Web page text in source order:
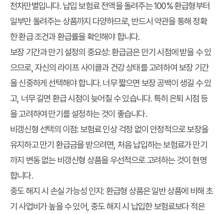
천차만별입니다. 납입 보험료 전액을 돌려주는 100% 환급형부터
일부만 돌려주는 상품까지 다양하므로, 반드시 약관을 통해 정확
한 환급 조건과 환급률을 확인해야 합니다.
보장 기간과 만기 설정의 중요성:환급금은 만기 시점에 받을 수 있
으므로, 자신의 라이프 사이클과 건강 상태를 고려하여 보장 기간
을 신중하게 선택해야 합니다. 너무 짧으면 보장 공백이 생길 수 있
고, 너무 길면 환급 시점이 늦어질 수 있습니다. 특히 은퇴 시점 등
을 고려하여 만기를 설정하는 것이 좋습니다.
비갱신형 선택의 이점: 보험료 인상 걱정 없이 안정적으로 보장을
유지하고 만기 환급금을 받으려면, 처음 납입하는 보험료가 만기
까지 변동 없는 비갱신형 상품을 우선적으로 고려하는 것이 현명
합니다.
중도 해지 시 손실 가능성 인지:환급형 상품은 일반 상품에 비해 초
기 사업비가 높을 수 있어, 중도 해지 시 납입한 보험료보다 적은